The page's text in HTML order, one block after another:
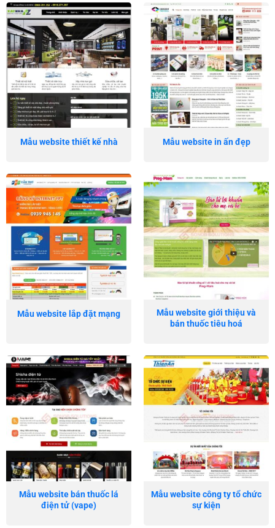
Mẫu website thiết kế nhà Mẫu website in ấn đẹp
Mẫu website lắp đặt mạng
Mẫu website giới thiệu và
bán thuốc tiêu hoá
Mẫu website bán thuốc lá
điện tử (vape)
Mẫu website công ty tổ chức
sự kiện